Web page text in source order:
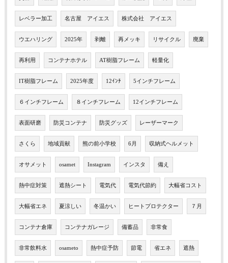
レベラー加工 名古屋 アイエス 株式会社 アイエス
ウエハリング 2025年 剥離 再メッキ リサイクル 廃棄
再利用 コンテナホテル AT樹脂フレーム 軽量化
IT樹脂フレーム 2025年度 12ｲﾝﾁ 5インチフレーム
６インチフレーム ８インチフレーム 12インチフレーム
表面研磨 防災コンテナ 防災グッズ レーザーマーク
さくら 地域貢献 熊の前小学校 6月 収納式ヘルメット
オサメット osamet Instagram インスタ 備え
熱中症対策 遮熱シート 電気代 電気代節約 大幅省コスト
大幅省エネ 夏涼しい 冬温かい ヒートプロテクター ７月
コンテナ倉庫 コンテナガレージ 備蓄品 非常食
非常飲料水 osameto 熱中症予防 節電 省エネ 遮熱